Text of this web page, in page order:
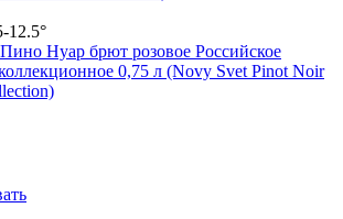
12.5°
Нуар брют розовое Российское
0,75 л (Novy Svet Pinot Noir